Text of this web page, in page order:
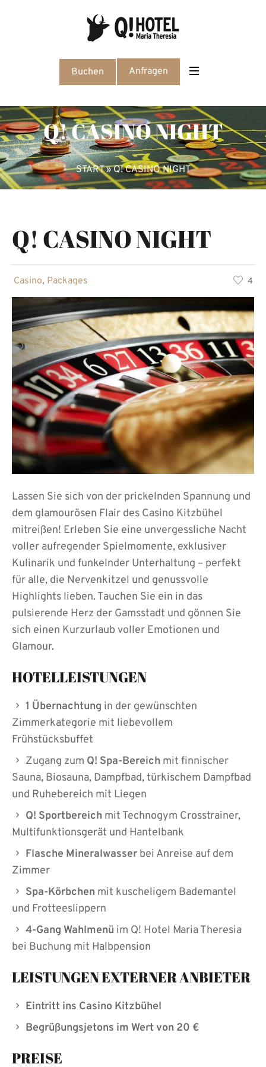
Buchen Anfragen
Q! CASINO NIGHT
START»Q! CASINO NIGHT
Q! CASINO NIGHT
Casino, Packages 4
Lassen Sie sich von der prickelnden Spannung und
dem glamourösen Flair des Casino Kitzbühel
mitreißen! Erleben Sie eine unvergessliche Nacht
voller aufregender Spielmomente, exklusiver
Kulinarik und funkelnder Unterhaltung – perfekt
für alle, die Nervenkitzel und genussvolle
Highlights lieben. Tauchen Sie ein in das
pulsierende Herz der Gamsstadt und gönnen Sie
sich einen Kurzurlaub voller Emotionen und
Glamour.
HOTELLEISTUNGEN
1 Übernachtung in der gewünschten
Zimmerkategorie mit liebevollem
Frühstücksbuffet
Zugang zum Q! Spa-Bereich mit finnischer
Sauna, Biosauna, Dampfbad, türkischem Dampfbad
und Ruhebereich mit Liegen
Q! Sportbereich mit Technogym Crosstrainer,
Multifunktionsgerät und Hantelbank
Flasche Mineralwasser bei Anreise auf dem
Zimmer
Spa-Körbchen mit kuscheligem Bademantel
und Frotteeslippern
4-Gang Wahlmenü im Q! Hotel Maria Theresia
bei Buchung mit Halbpension
LEISTUNGEN EXTERNER ANBIETER
Eintritt ins Casino Kitzbühel
Begrüßungsjetons im Wert von 20 €
PREISE